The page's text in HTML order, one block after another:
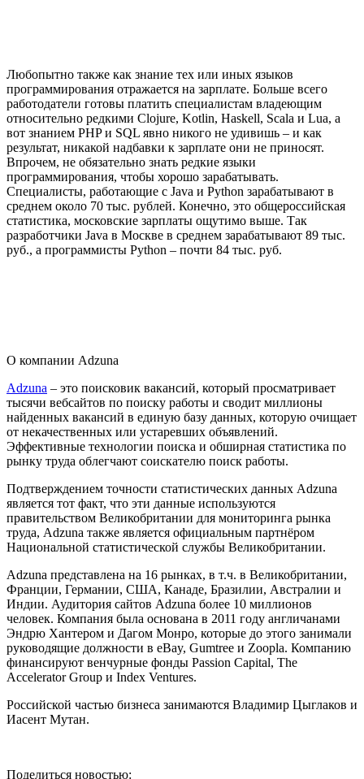
Любопытно также как знание тех или иных языков
программирования отражается на зарплате. Больше всего
работодатели готовы платить специалистам владеющим
относительно редкими Clojure, Kotlin, Haskell, Scala и Lua, а
вот знанием PHP и SQL явно никого не удивишь – и как
результат, никакой надбавки к зарплате они не приносят.
Впрочем, не обязательно знать редкие языки
программирования, чтобы хорошо зарабатывать.
Специалисты, работающие с Java и Python зарабатывают в
среднем около 70 тыс. рублей. Конечно, это общероссийская
статистика, московские зарплаты ощутимо выше. Так
разработчики Java в Москве в среднем зарабатывают 89 тыс.
руб., а программисты Python – почти 84 тыс. руб.
О компании Adzuna
Adzuna – это поисковик вакансий, который просматривает
тысячи вебсайтов по поиску работы и сводит миллионы
найденных вакансий в единую базу данных, которую очищает
от некачественных или устаревших объявлений.
Эффективные технологии поиска и обширная статистика по
рынку труда облегчают соискателю поиск работы.
Подтверждением точности статистических данных Adzuna
является тот факт, что эти данные используются
правительством Великобритании для мониторинга рынка
труда, Adzuna также является официальным партнёром
Национальной статистической службы Великобритании.
Adzuna представлена на 16 рынках, в т.ч. в Великобритании,
Франции, Германии, США, Канаде, Бразилии, Австралии и
Индии. Аудитория сайтов Adzuna более 10 миллионов
человек. Компания была основана в 2011 году англичанами
Эндрю Хантером и Дагом Монро, которые до этого занимали
руководящие должности в eBay, Gumtree и Zoopla. Компанию
финансируют венчурные фонды Passion Capital, The
Accelerator Group и Index Ventures.
Российской частью бизнеса занимаются Владимир Цыглаков и
Иасент Мутан.
Поделиться новостью: